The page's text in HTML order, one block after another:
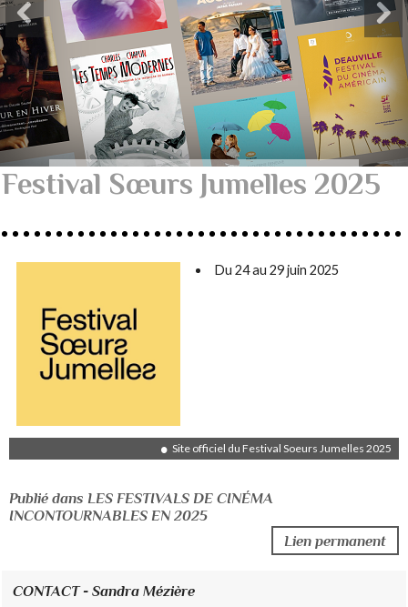
Festival Sœurs Jumelles 2025
Du 24 au 29 juin 2025
Site officiel du Festival Soeurs Jumelles 2025
Publié dans LES FESTIVALS DE CINÉMA
INCONTOURNABLES EN 2025
Lien permanent
CONTACT - Sandra Mézière